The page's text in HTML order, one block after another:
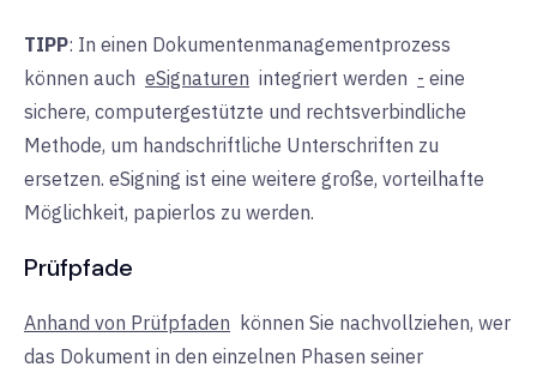
TIPP: In einen Dokumentenmanagementprozess
können auch eSignaturen integriert werden - eine
sichere, computergestützte und rechtsverbindliche
Methode, um handschriftliche Unterschriften zu
ersetzen. eSigning ist eine weitere große, vorteilhafte
Möglichkeit, papierlos zu werden.
Prüfpfade
Anhand von Prüfpfaden können Sie nachvollziehen, wer
das Dokument in den einzelnen Phasen seiner